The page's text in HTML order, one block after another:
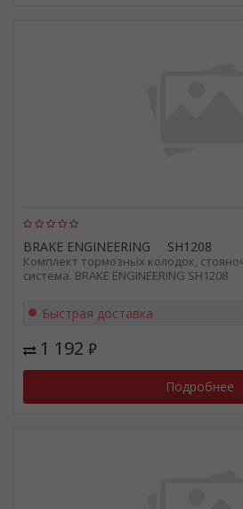
BRAKE ENGINEERING SH1208
Комплект тормозных колодок,
система. BRAKE ENGINEERING SH1208
Быстрая доставка
1 192 ₽
Подробнее